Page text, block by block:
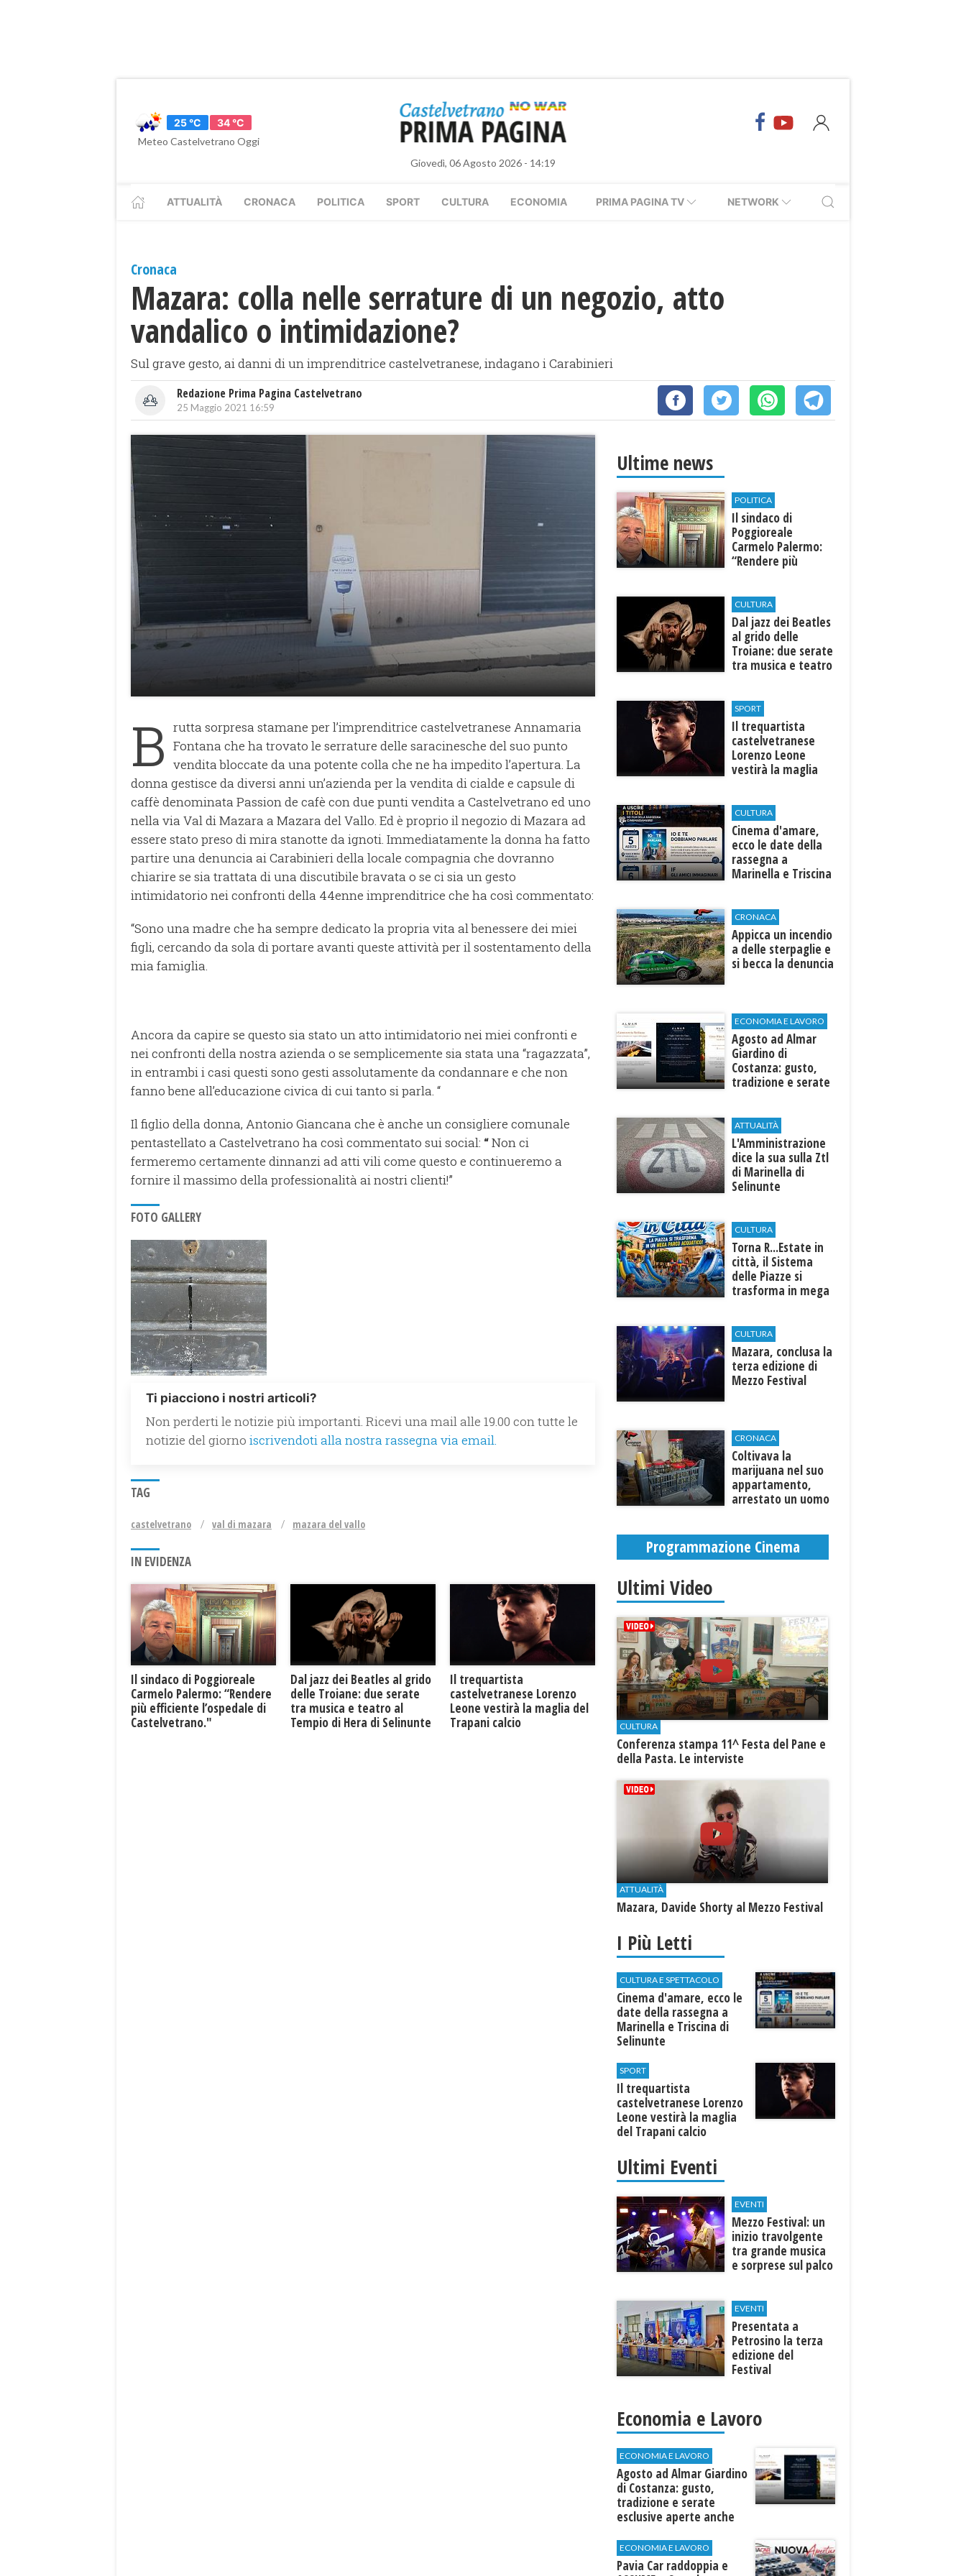
25 °C
34 °C
Meteo Castelvetrano Oggi
Giovedì, 06 Agosto 2026 - 14:19
ATTUALITÀ CRONACA POLITICA SPORT CULTURA ECONOMIA PRIMA PAGINA TV NETWORK
Cronaca
Mazara: colla nelle serrature di un negozio, atto
vandalico o intimidazione?
Sul grave gesto, ai danni di un imprenditrice castelvetranese, indagano i Carabinieri
Redazione Prima Pagina Castelvetrano
25 Maggio 2021 16:59
B rutta sorpresa stamane per l’imprenditrice castelvetranese Annamaria
Fontana che ha trovato le serrature delle saracinesche del suo punto
vendita bloccate da una potente colla che ne ha impedito l’apertura. La
donna gestisce da diversi anni un’azienda per la vendita di cialde e capsule di
caffè denominata Passion de cafè con due punti vendita a Castelvetrano ed uno
nella via Val di Mazara a Mazara del Vallo. Ed è proprio il negozio di Mazara ad
essere stato preso di mira stanotte da ignoti. Immediatamente la donna ha fatto
partire una denuncia ai Carabinieri della locale compagnia che dovranno
chiarire se sia trattata di una discutibile bravata o se ci sia un gesto
intimidatorio nei confronti della 44enne imprenditrice che ha così commentato:
“Sono una madre che ha sempre dedicato la propria vita al benessere dei miei
figli, cercando da sola di portare avanti queste attività per il sostentamento della
mia famiglia.
Ancora da capire se questo sia stato un atto intimidatorio nei miei confronti e
nei confronti della nostra azienda o se semplicemente sia stata una “ragazzata”,
in entrambi i casi questi sono gesti assolutamente da condannare e che non
fanno bene all’educazione civica di cui tanto si parla. “
Il figlio della donna, Antonio Giancana che è anche un consigliere comunale
pentastellato a Castelvetrano ha così commentato sui social: “Non ci
fermeremo certamente dinnanzi ad atti vili come questo e continueremo a
fornire il massimo della professionalità ai nostri clienti!”
FOTO GALLERY
Ti piacciono i nostri articoli?
Non perderti le notizie più importanti. Ricevi una mail alle 19.00 con tutte le
notizie del giorno iscrivendoti alla nostra rassegna via email.
TAG
castelvetrano val di mazara mazara del vallo
IN EVIDENZA
Il sindaco di Poggioreale
Carmelo Palermo: “Rendere
più efficiente l’ospedale di
Castelvetrano."
Dal jazz dei Beatles al grido
delle Troiane: due serate
tra musica e teatro al
Tempio di Hera di Selinunte
Il trequartista
castelvetranese Lorenzo
Leone vestirà la maglia del
Trapani calcio
Ultime news
POLITICA
Il sindaco di
Poggioreale
Carmelo Palermo:
“Rendere più
Castelvetrano."
CULTURA
Dal jazz dei Beatles
al grido delle
Troiane: due serate
tra musica e teatro
SPORT
Il trequartista
castelvetranese
Lorenzo Leone
vestirà la maglia
CULTURA
Cinema d'amare,
ecco le date della
rassegna a
Marinella e Triscina
CRONACA
Appicca un incendio
a delle sterpaglie e
si becca la denuncia
ECONOMIA E LAVORO
Agosto ad Almar
Giardino di
Costanza: gusto,
tradizione e serate
esterni
ATTUALITÀ
L'Amministrazione
dice la sua sulla Ztl
di Marinella di
Selinunte
CULTURA
Torna R...Estate in
città, il Sistema
delle Piazze si
trasforma in mega
CULTURA
​Mazara, conclusa la
terza edizione di
Mezzo Festival
CRONACA
Coltivava la
marijuana nel suo
appartamento,
arrestato un uomo
Programmazione Cinema
Ultimi Video
CULTURA
Conferenza stampa 11^ Festa del Pane e
della Pasta. Le interviste
ATTUALITÀ
Mazara, Davide Shorty al Mezzo Festival
I Più Letti
CULTURA E SPETTACOLO
Cinema d'amare, ecco le
date della rassegna a
Marinella e Triscina di
Selinunte
SPORT
Il trequartista
castelvetranese Lorenzo
Leone vestirà la maglia
del Trapani calcio
Ultimi Eventi
EVENTI
Mezzo Festival: un
inizio travolgente
tra grande musica
e sorprese sul palco
EVENTI
Presentata a
Petrosino la terza
edizione del
Festival
"Voci dal
Mediterraneo"
Economia e Lavoro
ECONOMIA E LAVORO
Agosto ad Almar Giardino
di Costanza: gusto,
tradizione e serate
esclusive aperte anche
ECONOMIA E LAVORO
Pavia Car raddoppia e